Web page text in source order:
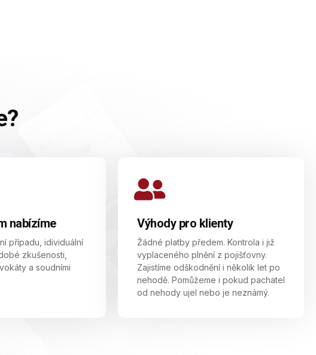
nabízíme
případu, idividuální
zkušenosti,
a soudními
Výhody pro klienty
Žádné platby předem. Kontrola i již
vyplaceného plnění z pojišťovny.
Zajistíme odškodnění i několik let po
nehodě. Pomůžeme i pokud pachatel
od nehody ujel nebo je neznámý.